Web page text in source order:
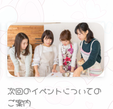
次回のイベントについての
ご案内